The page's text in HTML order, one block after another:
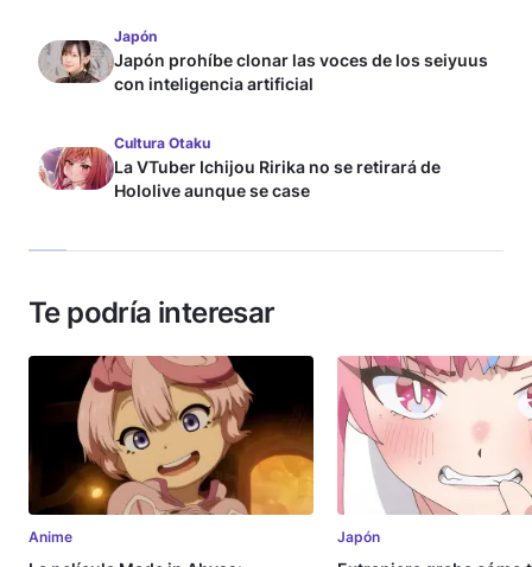
Japón
Japón prohíbe clonar las voces de los seiyuus
con inteligencia artificial
Cultura Otaku
La VTuber Ichijou Ririka no se retirará de
Hololive aunque se case
Te podría interesar
Anime Japón